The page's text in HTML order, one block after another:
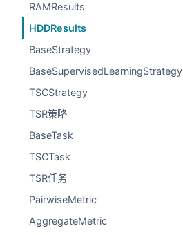
RAMResults
HDDResults
BaseStrategy
BaseSupervisedLearningStrategy
TSCStrategy
TSR策略
BaseTask
TSCTask
TSR任务
PairwiseMetric
AggregateMetric